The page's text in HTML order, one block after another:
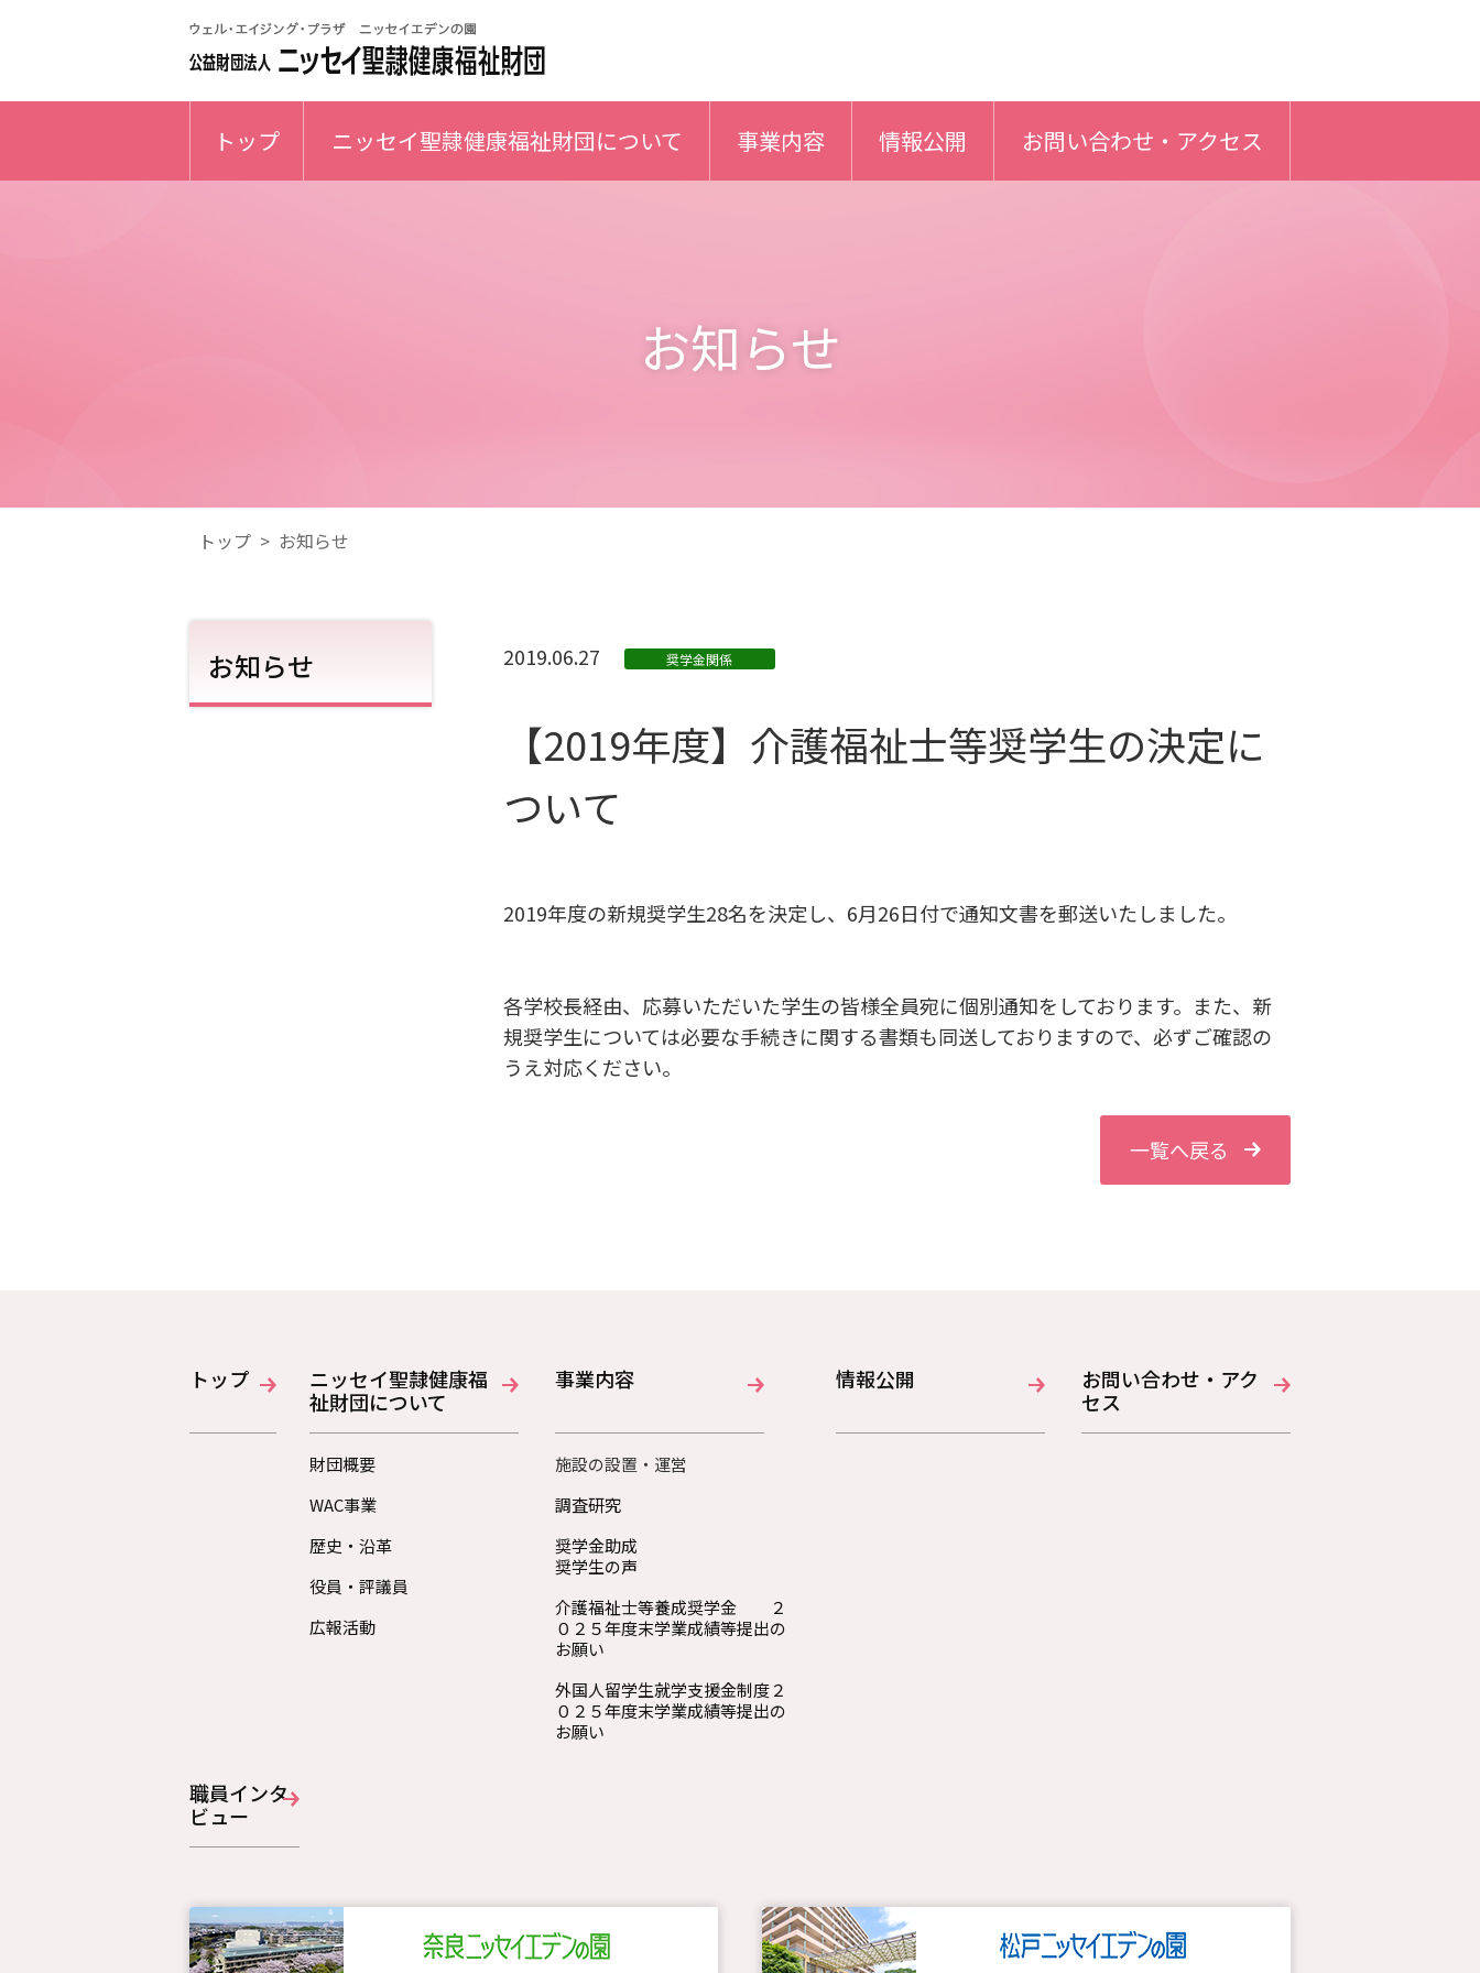
トップ ニッセイ聖隷健康福祉財団について 事業内容 情報公開 お問い合わせ・アクセス
お知らせ
トップ > お知らせ
2019.06.27 奨学金関係
【2019年度】介護福祉士等奨学生の決定に
ついて
2019年度の新規奨学生28名を決定し、6月26日付で通知文書を郵送いたしました。
各学校長経由、応募いただいた学生の皆様全員宛に個別通知をしております。また、新
規奨学生については必要な手続きに関する書類も同送しておりますので、必ずご確認の
うえ対応ください。
一覧へ戻る
お知らせ
トップ
ニッセイ聖隷健康福
祉財団について
財団概要
WAC事業
歴史・沿革
役員・評議員
広報活動
事業内容
施設の設置・運営
調査研究
奨学金助成
奨学生の声
介護福祉士等養成奨学金 ２
０２５年度末学業成績等提出の
お願い
外国人留学生就学支援金制度２
０２５年度末学業成績等提出の
お願い
情報公開
お問い合わせ・アク
セス
職員インタ
ビュー